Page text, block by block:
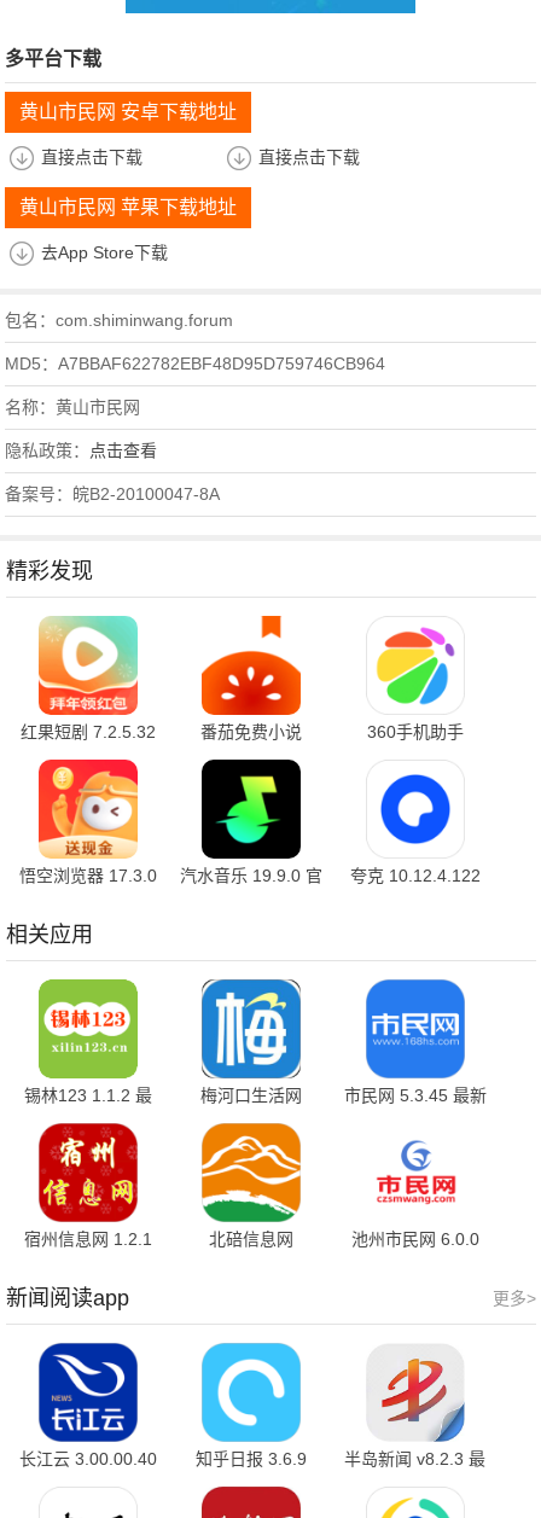
多平台下载
黄山市民网 安卓下载地址
直接点击下载 直接点击下载
黄山市民网 苹果下载地址
去App Store下载
包名：com.shiminwang.forum
MD5：A7BBAF622782EBF48D95D759746CB964
名称：黄山市民网
隐私政策： 点击查看
备案号：皖B2-20100047-8A
精彩发现
红果短剧 7.2.5.32
官方版
番茄免费小说
7.2.5.32 安卓版
360手机助手
10.2.2 官方版
悟空浏览器 17.3.0
汽水音乐 19.9.0 官
夸克 10.12.4.122
相关应用
锡林123 1.1.2 最
新版
梅河口生活网
v6.0.4 官方版
市民网 5.3.45 最新
宿州信息网 1.2.1
北碚信息网
池州市民网 6.0.0
更多>
新闻阅读app
长江云 3.00.00.40
官方版
知乎日报 3.6.9
半岛新闻 v8.2.3 最
新版